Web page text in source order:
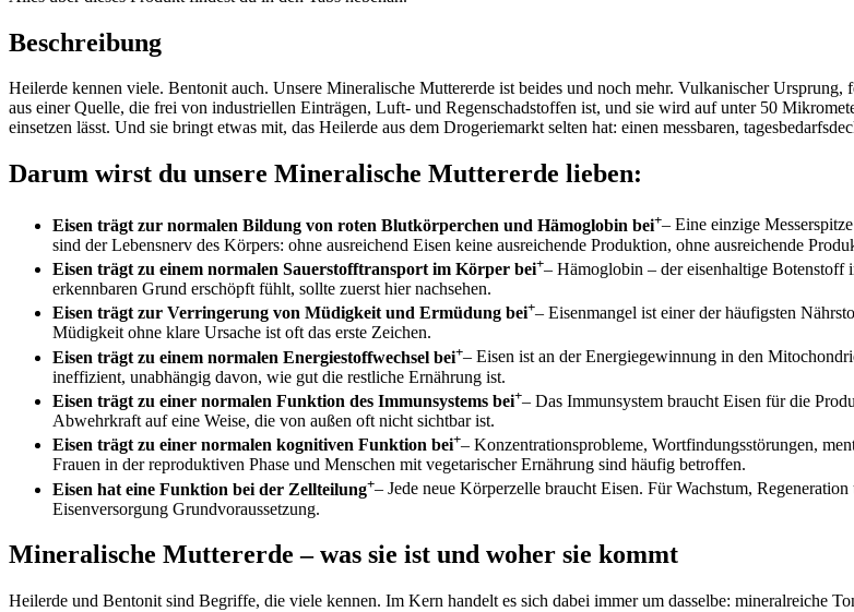
Beschreibung
Heilerde kennen viele. Bentonit auch. Unsere Mineralische Muttererde ist beides und noch mehr. Vulkanischer
aus einer Quelle, die frei von industriellen Einträgen, Luft- und Regenschadstoffen ist, und sie wird auf unter 50
einsetzen lässt. Und sie bringt etwas mit, das Heilerde aus dem Drogeriemarkt selten hat: einen messbaren,
Darum wirst du unsere Mineralische Muttererde lieben:
Eisen trägt zur normalen Bildung von roten Blutkörperchen und Hämoglobin bei+– Eine einzige
sind der Lebensnerv des Körpers: ohne ausreichend Eisen keine ausreichende Produktion, ohne ausreichende
Eisen trägt zu einem normalen Sauerstofftransport im Körper bei+– Hämoglobin – der eisenhaltige
erkennbaren Grund erschöpft fühlt, sollte zuerst hier nachsehen.
Eisen trägt zur Verringerung von Müdigkeit und Ermüdung bei+– Eisenmangel ist einer der häufigsten
Müdigkeit ohne klare Ursache ist oft das erste Zeichen.
Eisen trägt zu einem normalen Energiestoffwechsel bei+– Eisen ist an der Energiegewinnung in den
ineffizient, unabhängig davon, wie gut die restliche Ernährung ist.
Eisen trägt zu einer normalen Funktion des Immunsystems bei+– Das Immunsystem braucht Eisen für die
Abwehrkraft auf eine Weise, die von außen oft nicht sichtbar ist.
Eisen trägt zu einer normalen kognitiven Funktion bei+– Konzentrationsprobleme, Wortfindungsstörungen,
Frauen in der reproduktiven Phase und Menschen mit vegetarischer Ernährung sind häufig betroffen.
Eisen hat eine Funktion bei der Zellteilung+– Jede neue Körperzelle braucht Eisen. Für Wachstum,
Eisenversorgung Grundvoraussetzung.
Mineralische Muttererde – was sie ist und woher sie kommt
Heilerde und Bentonit sind Begriffe, die viele kennen. Im Kern handelt es sich dabei immer um dasselbe: mineralreiche